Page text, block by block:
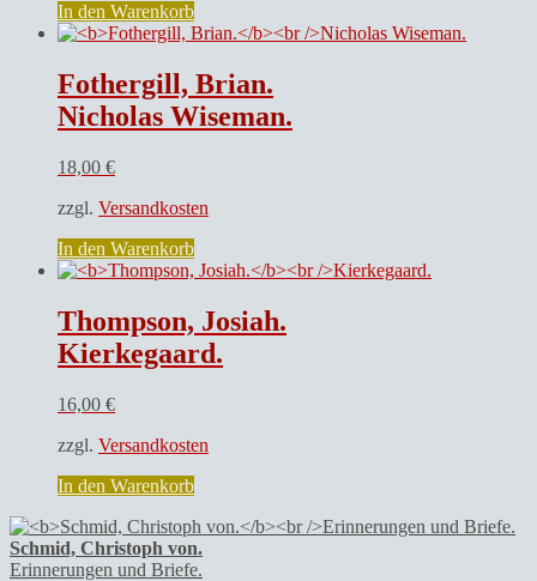
In den Warenkorb
Fothergill, Brian.
Nicholas Wiseman.
18,00 €
zzgl. Versandkosten
In den Warenkorb
Thompson, Josiah.
Kierkegaard.
16,00 €
zzgl. Versandkosten
In den Warenkorb
Schmid, Christoph von.
Erinnerungen und Briefe.